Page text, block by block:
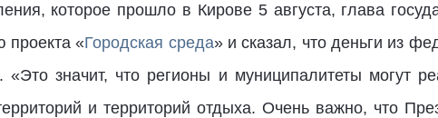
которое прошло в Кирове 5 августа, глава
проекта «Городская среда» и сказал, что деньги из
«Это значит, что регионы и муниципалитеты могут
и территорий отдыха. Очень важно, что